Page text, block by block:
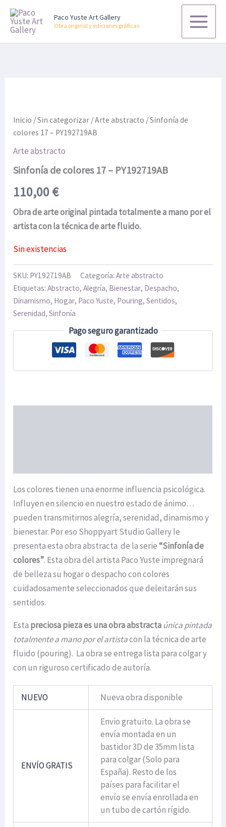
contenido
Paco Yuste Art Gallery
Obra original y ediciones gráficas
Inicio /Sin categorizar /Arte abstracto / Sinfonía de
colores 17 – PY192719AB
Arte abstracto
Sinfonía de colores 17 – PY192719AB
110,00€
Obra de arte original pintada totalmente a mano por el
artista con la técnica de arte fluido.
Sin existencias
SKU: PY192719AB Categoría:Arte abstracto
Etiquetas:Abstracto,Alegría, Bienestar, Despacho,
Dinamismo, Hogar, Paco Yuste, Pouring,Sentidos,
Serenidad,Sinfonía
Pago seguro garantizado
Los colores tienen una enorme influencia psicológica.
Influyen en silencio en nuestro estado de ánimo…
pueden transmitirnos alegría, serenidad, dinamismo y
bienestar. Por eso Shoppyart Studio Gallery le
presenta esta obra abstracta de la serie“Sinfonía de
colores”. Esta obra del artista Paco Yuste impregnará
de belleza su hogar o despacho con colores
cuidadosamente seleccionados que deleitarán sus
sentidos.
Esta preciosa pieza es una obra abstracta únicapintada
totalmente a mano por el artistacon la técnica de arte
fluido (pouring). La obra se entrega lista para colgar y
con un riguroso certificado de autoría.
NUEVO Nueva obra disponible
ENVÍO GRATIS
Envio gratuito. La obra se
envía montada en un
bastidor 3D de 35mm lista
para colgar (Solo para
España). Resto de los
países para facilitar el
envío se envía enrollada en
un tubo de cartón rígido.